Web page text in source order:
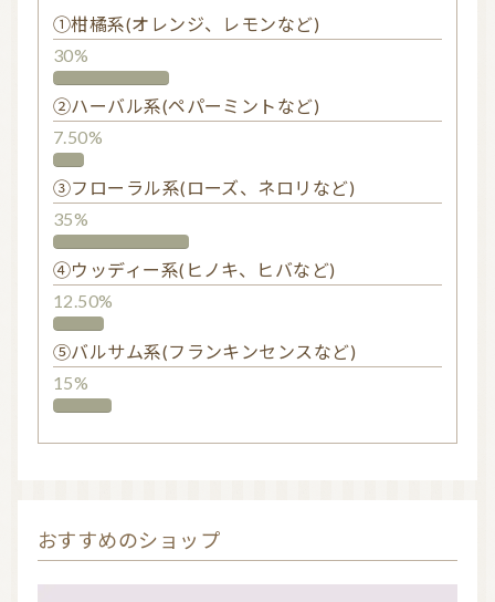
①柑橘系(オレンジ、レモンなど)
30%
②ハーバル系(ペパーミントなど)
7.50%
③フローラル系(ローズ、ネロリなど)
35%
④ウッディー系(ヒノキ、ヒバなど)
12.50%
⑤バルサム系(フランキンセンスなど)
15%
おすすめのショップ